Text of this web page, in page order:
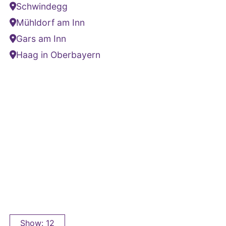
Schwindegg
Mühldorf am Inn
Gars am Inn
Haag in Oberbayern
Show: 12